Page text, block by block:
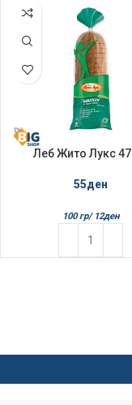
Леб Жито Лукс
55ден
100 гр/ 12ден